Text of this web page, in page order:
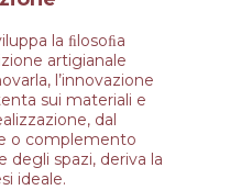
la ﬁlosoﬁa
artigianale
l’innovazione
sui materiali e
dal
o complemento
degli spazi, deriva la
ideale.